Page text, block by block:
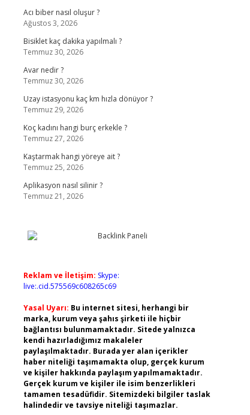
Acı biber nasıl oluşur ?
Ağustos 3, 2026
Bisiklet kaç dakika yapılmalı ?
Temmuz 30, 2026
Avar nedir ?
Temmuz 30, 2026
Uzay istasyonu kaç km hızla dönüyor ?
Temmuz 29, 2026
Koç kadını hangi burç erkekle ?
Temmuz 27, 2026
Kaştarmak hangi yöreye ait ?
Temmuz 25, 2026
Aplikasyon nasıl silinir ?
Temmuz 21, 2026
Reklam ve İletişim: Skype:
live:.cid.575569c608265c69
Yasal Uyarı: Bu internet sitesi, herhangi bir
marka, kurum veya şahıs şirketi ile hiçbir
bağlantısı bulunmamaktadır. Sitede yalnızca
kendi hazırladığımız makaleler
paylaşılmaktadır. Burada yer alan içerikler
haber niteliği taşımamakta olup, gerçek kurum
ve kişiler hakkında paylaşım yapılmamaktadır.
Gerçek kurum ve kişiler ile isim benzerlikleri
tamamen tesadüfidir. Sitemizdeki bilgiler taslak
halindedir ve tavsiye niteliği taşımazlar.